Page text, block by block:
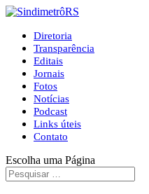
Diretoria
Transparência
Editais
Jornais
Fotos
Notícias
Podcast
Links úteis
Contato
Escolha uma Página